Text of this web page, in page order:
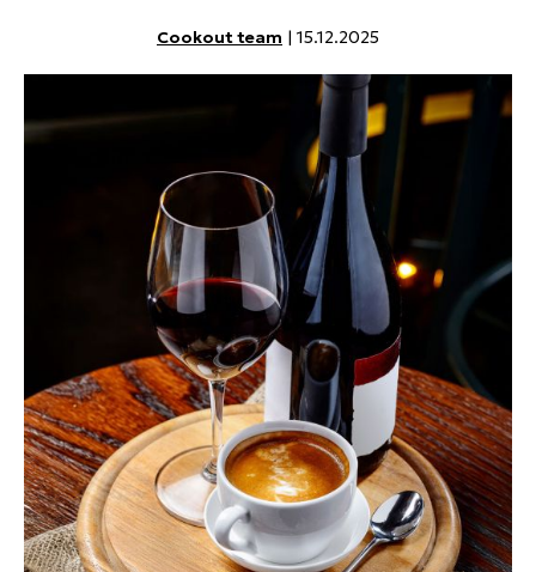
Cookout team | 15.12.2025